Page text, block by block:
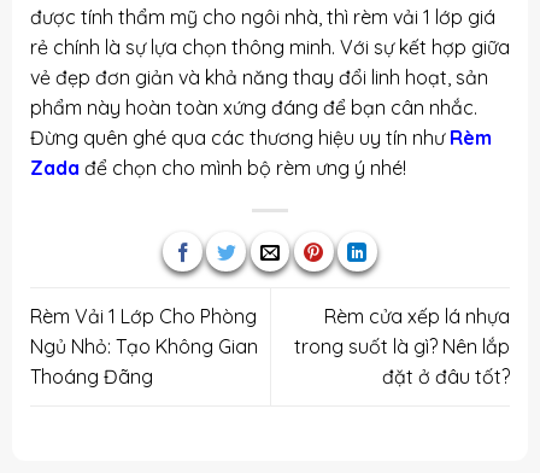
được tính thẩm mỹ cho ngôi nhà, thì rèm vải 1 lớp giá
rẻ chính là sự lựa chọn thông minh. Với sự kết hợp giữa
vẻ đẹp đơn giản và khả năng thay đổi linh hoạt, sản
phẩm này hoàn toàn xứng đáng để bạn cân nhắc.
Đừng quên ghé qua các thương hiệu uy tín như Rèm
Zada để chọn cho mình bộ rèm ưng ý nhé!
Rèm Vải 1 Lớp Cho Phòng
Ngủ Nhỏ: Tạo Không Gian
Thoáng Đãng
Rèm cửa xếp lá nhựa
trong suốt là gì? Nên lắp
đặt ở đâu tốt?